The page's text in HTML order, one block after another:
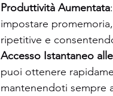
Produttività Aumentata
impostare
ripetitive e
Accesso Istantaneo
puoi ottenere
mantenendoti sempre